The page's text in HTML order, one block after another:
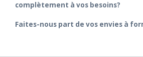
complètement à vos besoins?
Faites-nous part de vos envies à